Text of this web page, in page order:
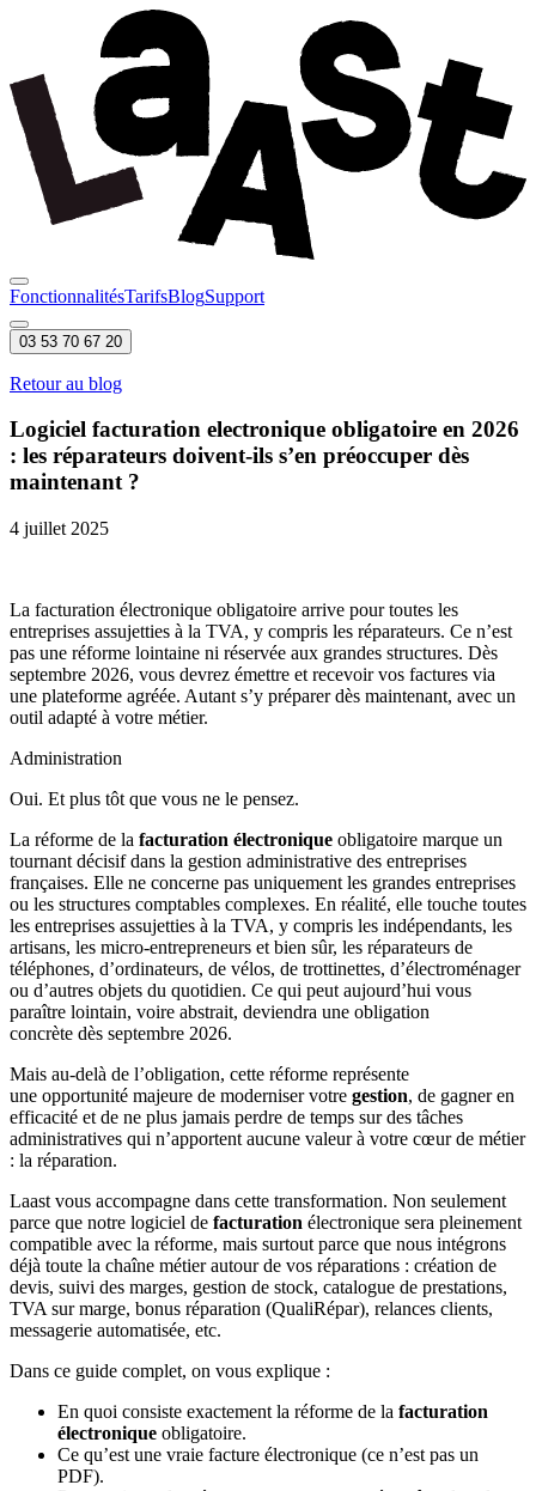
FonctionnalitésTarifsBlogSupport
03 53 70 67 20
Retour au blog
Logiciel facturation electronique obligatoire en 2026
: les réparateurs doivent-ils s’en préoccuper dès
maintenant ?
4 juillet 2025
La facturation électronique obligatoire arrive pour toutes les
entreprises assujetties à la TVA, y compris les réparateurs. Ce n’est
pas une réforme lointaine ni réservée aux grandes structures. Dès
septembre 2026, vous devrez émettre et recevoir vos factures via
une plateforme agréée. Autant s’y préparer dès maintenant, avec un
outil adapté à votre métier.
Administration
Oui. Et plus tôt que vous ne le pensez.
La réforme de la facturation électronique obligatoire marque un
tournant décisif dans la gestion administrative des entreprises
françaises. Elle ne concerne pas uniquement les grandes entreprises
ou les structures comptables complexes. En réalité, elle touche toutes
les entreprises assujetties à la TVA, y compris les indépendants, les
artisans, les micro-entrepreneurs et bien sûr, les réparateurs de
téléphones, d’ordinateurs, de vélos, de trottinettes, d’électroménager
ou d’autres objets du quotidien. Ce qui peut aujourd’hui vous
paraître lointain, voire abstrait, deviendra une obligation
concrète dès septembre 2026.
Mais au-delà de l’obligation, cette réforme représente
une opportunité majeure de moderniser votre gestion, de gagner en
efficacité et de ne plus jamais perdre de temps sur des tâches
administratives qui n’apportent aucune valeur à votre cœur de métier
: la réparation.
Laast vous accompagne dans cette transformation. Non seulement
parce que notre logiciel de facturation électronique sera pleinement
compatible avec la réforme, mais surtout parce que nous intégrons
déjà toute la chaîne métier autour de vos réparations : création de
devis, suivi des marges, gestion de stock, catalogue de prestations,
TVA sur marge, bonus réparation (QualiRépar), relances clients,
messagerie automatisée, etc.
Dans ce guide complet, on vous explique :
En quoi consiste exactement la réforme de la facturation
électronique obligatoire.
Ce qu’est une vraie facture électronique (ce n’est pas un
PDF).